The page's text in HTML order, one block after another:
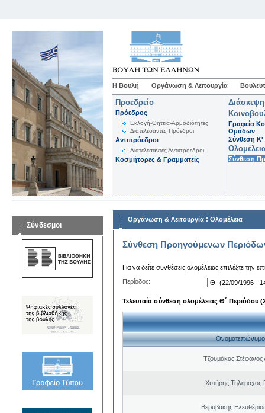
Η Βουλή Οργάνωση & Λειτουργία
Προεδρείο
Πρόεδρος
Εκλογή-Θητεία-Αρμοδιότητες
Διατελέσαντες Πρόεδροι
Αντιπρόεδροι
Διατελέσαντες Αντιπρόεδροι
Κοσμήτορες & Γραμματείς
Γραφεία
Ομάδων
Σύνθεση K'
Σύνθεση
Σύνδεσμοι
Οργάνωση & Λειτουργία : Ολομέλεια
Σύνθεση Προηγούμενων
Για να δείτε συνθέσεις ολομέλειας επιλέξτε την
Περίοδος:
Τελευταία σύνθεση ολομέλειας Θ΄ Περιόδου
Ονοματεπώνυμο
Τζουμάκας Στέφανος
Χυτήρης Τηλέμαχος
Βερυβάκης